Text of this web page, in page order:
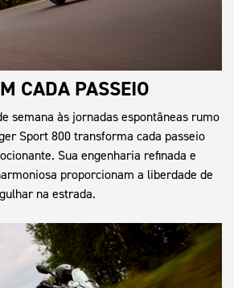
CADA PASSEIO
semana às jornadas espontâneas rumo
Sport 800 transforma cada passeio
Sua engenharia refinada e
proporcionam a liberdade de
na estrada.